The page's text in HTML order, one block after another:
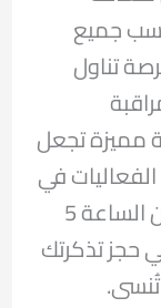
جميع
تناول
مميزة تجعل
الفعاليات في
في 17 ديسمبر من الساعة 5
سارع في حجز تذكرتك